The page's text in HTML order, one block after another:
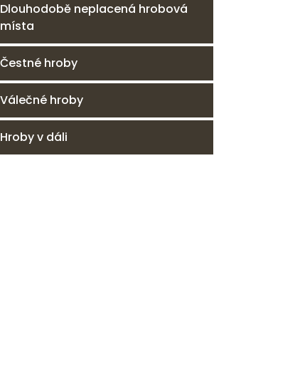
Dlouhodobě neplacená hrobová
místa
Čestné hroby
Válečné hroby
Hroby v dáli